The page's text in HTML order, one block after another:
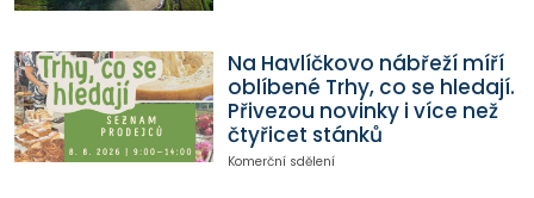
Na Havlíčkovo nábřeží míří
oblíbené Trhy, co se hledají.
Přivezou novinky i více než
čtyřicet stánků
Komerční sdělení